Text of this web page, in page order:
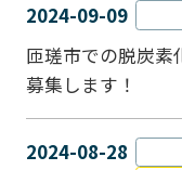
2024-09-09
匝瑳市での脱炭素
募集します！
2024-08-28